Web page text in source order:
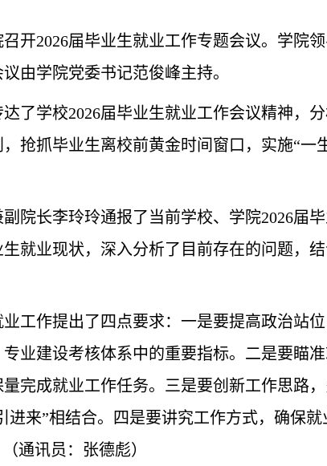
开2026届毕业生就业工作专题会议。学院
由学院党委书记范俊峰主持。
了学校2026届毕业生就业工作会议精神，
抢抓毕业生离校前黄金时间窗口，实施“一
院长李玲玲通报了当前学校、学院2026届
生就业现状，深入分析了目前存在的问题，
工作提出了四点要求：一是要提高政治站
业建设考核体系中的重要指标。二是要瞄
完成就业工作任务。三是要创新工作思路
进来”相结合。四是要讲究工作方式，确保
通讯员：张德彪）